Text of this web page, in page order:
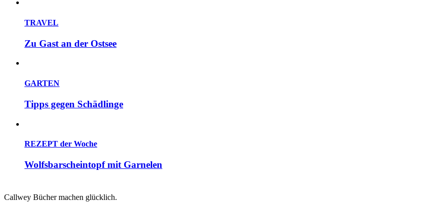
TRAVEL
Zu Gast an der Ostsee
GARTEN
Tipps gegen Schädlinge
REZEPT der Woche
Wolfsbarscheintopf mit Garnelen
Callwey Bücher machen glücklich.